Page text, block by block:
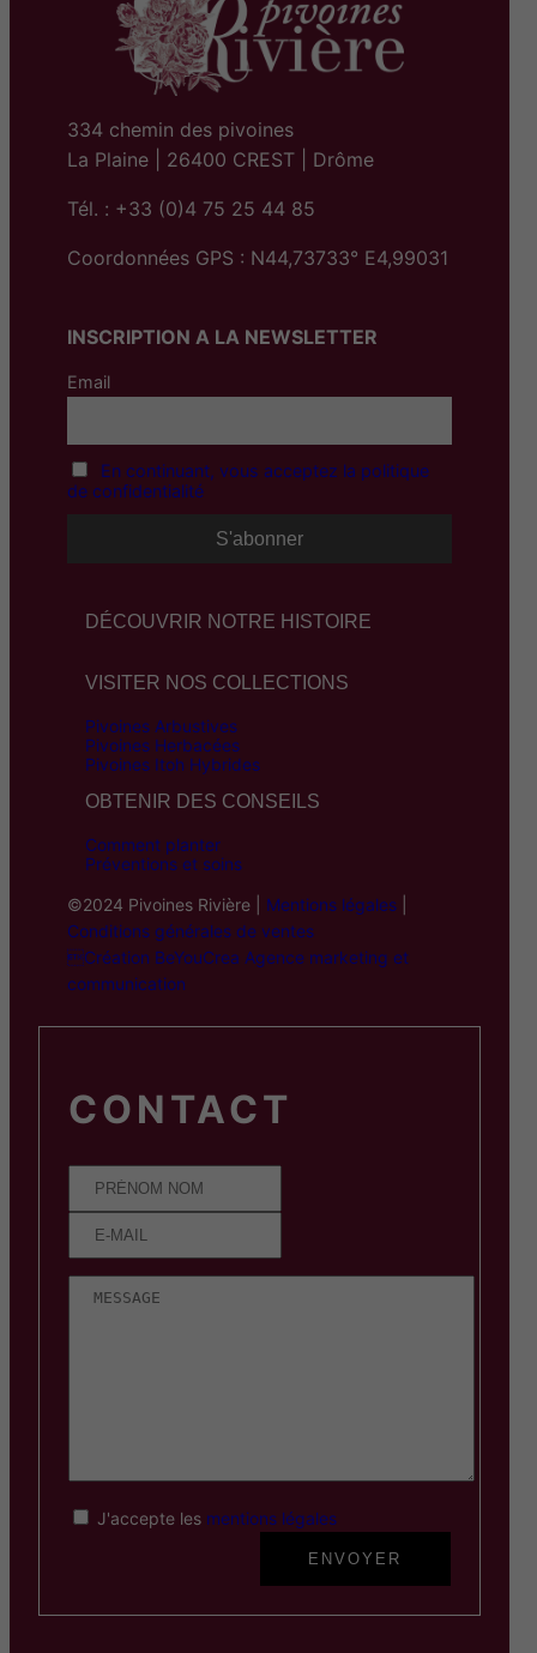
334 chemin des pivoines
La Plaine | 26400 CREST | Drôme
Tél. : +33 (0)4 75 25 44 85
Coordonnées GPS : N44,73733° E4,99031
INSCRIPTION A LA NEWSLETTER
Email
En continuant, vous acceptez la politique
de confidentialité
DÉCOUVRIR NOTRE HISTOIRE
VISITER NOS COLLECTIONS
Pivoines Arbustives
Pivoines Herbacées
Pivoines Itoh Hybrides
OBTENIR DES CONSEILS
Comment planter
Préventions et soins
©2024 Pivoines Rivière | Mentions légales
Conditions générales de ventes
Création BeYouCrea Agence marketing et
communication
CONTACT
J'accepte les mentions légales